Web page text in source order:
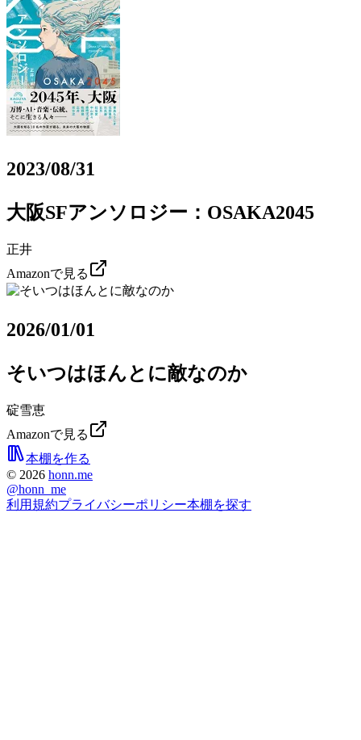
2023/08/31
大阪SFアンソロジー：OSAKA2045
正井
Amazonで見る
2026/01/01
そいつはほんとに敵なのか
碇雪恵
Amazonで見る
本棚を作る
© 2026 honn.me
@honn_me
利用規約プライバシーポリシー本棚を探す